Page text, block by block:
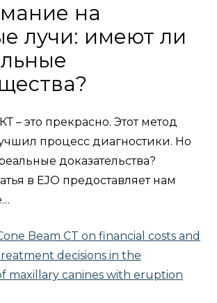
на
лучи: имеют ли
– это прекрасно. Этот метод
процесс диагностики. Но
доказательства?
в EJO предоставляет нам
Beam CT on financial costs and
decisions in the
maxillary canines with eruption